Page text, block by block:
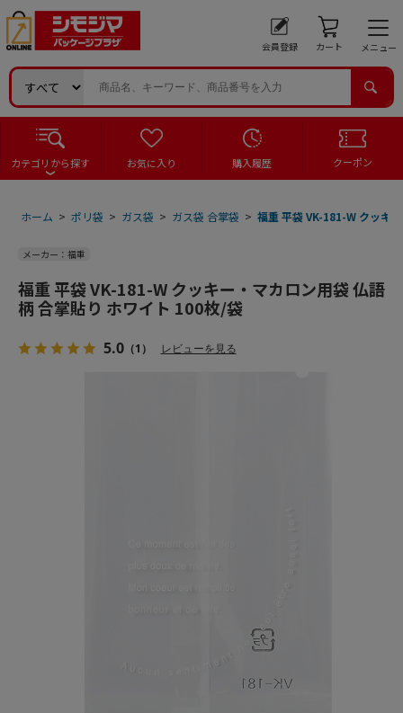
会員登録 カート メニュー
カテゴリから探す お気に入り 購入履歴 クーポン
ホーム > ポリ袋 > ガス袋 > ガス袋 合掌袋 > 福重 平袋 VK-181-W クッキ
メーカー：福重
福重 平袋 VK-181-W クッキー・マカロン用袋 仏語
柄 合掌貼り ホワイト 100枚/袋
5.0（1） レビューを見る